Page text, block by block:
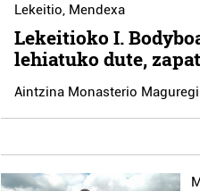
Lekeitio, Mendexa
Lekeitioko I.
lehiatuko dute,
Aintzina Monasterio Maguregi